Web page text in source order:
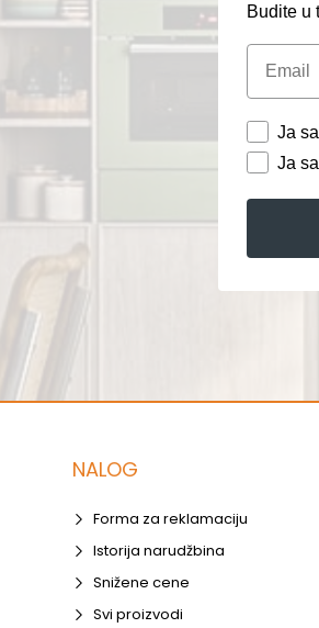
Budite u
Email
Ja
Ja
NALOG
Forma za reklamaciju
Istorija narudžbina
Snižene cene
Svi proizvodi